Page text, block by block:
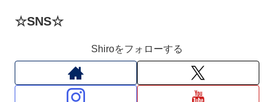
☆SNS☆
Shiroをフォローする